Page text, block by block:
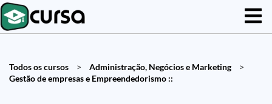
Todos os cursos > Administração, Negócios e Marketing
>
Gestão de empresas e Empreendedorismo ::